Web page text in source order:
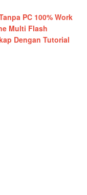
PC 100% Work
Multi Flash
Dengan Tutorial